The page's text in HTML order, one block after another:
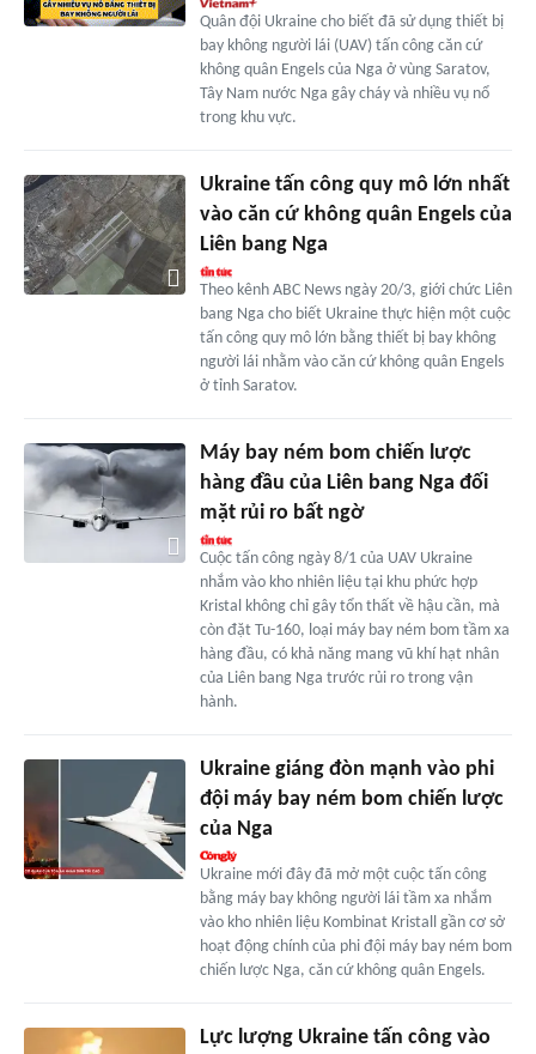
Quân đội Ukraine cho biết đã sử dụng thiết bị
bay không người lái (UAV) tấn công căn cứ
không quân Engels của Nga ở vùng Saratov,
Tây Nam nước Nga gây cháy và nhiều vụ nổ
trong khu vực.
Ukraine tấn công quy mô lớn nhất
vào căn cứ không quân Engels của
Liên bang Nga
Theo kênh ABC News ngày 20/3, giới chức Liên
bang Nga cho biết Ukraine thực hiện một cuộc
tấn công quy mô lớn bằng thiết bị bay không
người lái nhằm vào căn cứ không quân Engels
ở tỉnh Saratov.
Máy bay ném bom chiến lược
hàng đầu của Liên bang Nga đối
mặt rủi ro bất ngờ
Cuộc tấn công ngày 8/1 của UAV Ukraine
nhắm vào kho nhiên liệu tại khu phức hợp
Kristal không chỉ gây tổn thất về hậu cần, mà
còn đặt Tu-160, loại máy bay ném bom tầm xa
hàng đầu, có khả năng mang vũ khí hạt nhân
của Liên bang Nga trước rủi ro trong vận
hành.
Ukraine giáng đòn mạnh vào phi
đội máy bay ném bom chiến lược
của Nga
Ukraine mới đây đã mở một cuộc tấn công
bằng máy bay không người lái tầm xa nhắm
vào kho nhiên liệu Kombinat Kristall gần cơ sở
hoạt động chính của phi đội máy bay ném bom
chiến lược Nga, căn cứ không quân Engels.
Lực lượng Ukraine tấn công vào